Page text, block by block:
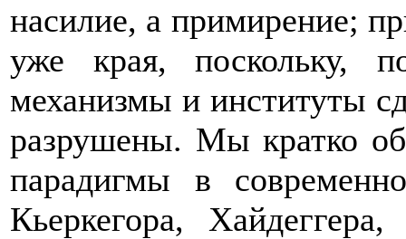
насилие, а примирение;
уже края, поскольку,
механизмы и институты
разрушены. Мы кратко
парадигмы в
Кьеркегора,